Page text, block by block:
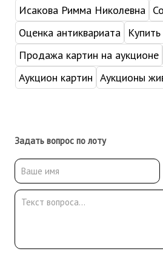
Исакова Римма Николевна
Оценка антиквариата
Продажа картин на аукционе
Аукцион картин Аукционы
Задать вопрос по лоту